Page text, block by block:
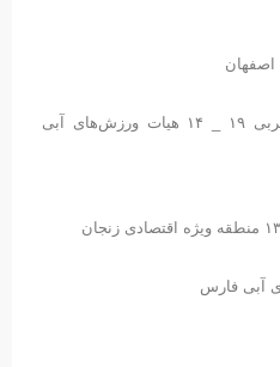
هیات ورزشهای آبی آذربایجان غربی ١٩ _ ١۴ هیات ورزش‌های آبی